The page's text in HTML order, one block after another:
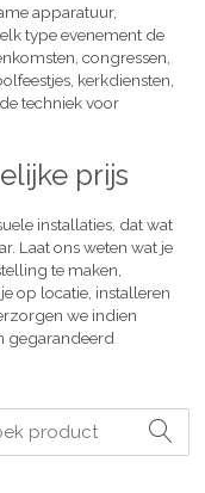
apparatuur,
type evenement de
congressen,
kerkdiensten,
techniek voor
prijs
installaties, dat wat
Laat ons weten wat je
te maken,
op locatie, installeren
we indien
gegarandeerd